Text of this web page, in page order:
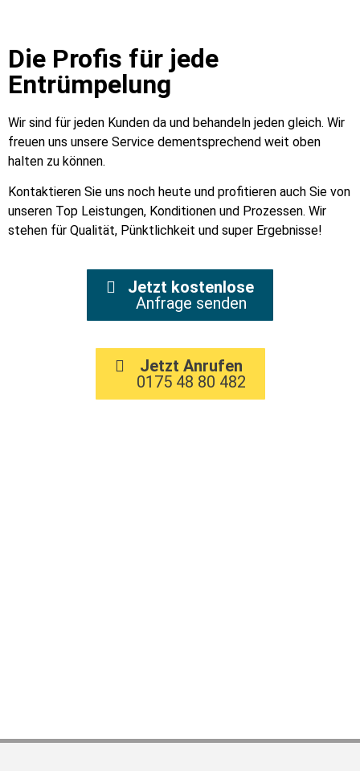
Die Profis für jede
Entrümpelung
Wir sind für jeden Kunden da und behandeln jeden gleich. Wir
freuen uns unsere Service dementsprechend weit oben
halten zu können.
Kontaktieren Sie uns noch heute und profitieren auch Sie von
unseren Top Leistungen, Konditionen und Prozessen. Wir
stehen für Qualität, Pünktlichkeit und super Ergebnisse!
Jetzt kostenlose
Anfrage senden
Jetzt Anrufen
0175 48 80 482